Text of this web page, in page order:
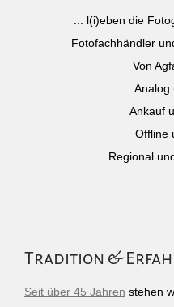
... l(i)eben die
Fotofachhändler
Von
Analog
Ankauf
Offline
Regional
Tradition &
Seit über 45 Jahren stehen